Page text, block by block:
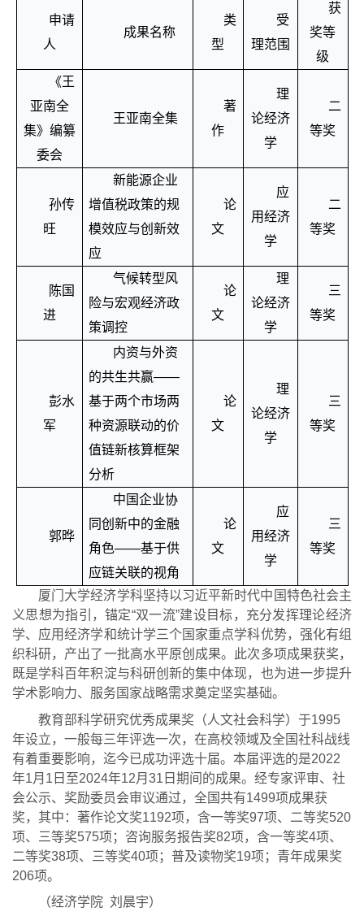
申请
人
成果名称
类
型
受
理范围
获
奖等
级
《王
亚南全
集》 编纂
委会
王亚南全集
著
作
理
论经济
学
二
等奖
孙传
旺
新能源企业
增值税政策的规
模效应与创新效
应
论
文
应
用经济
学
二
等奖
陈国
进
气候转型风
险与宏观经济政
策调控
论
文
理
论经济
学
三
等奖
彭水
军
内资与外资
的共生共赢——
基于两个市场两
种资源联动的价
值链新核算框架
分析
论
文
理
论经济
学
三
等奖
郭晔
中国企业协
同创新中的金融
角色——基于供
应链关联的视角
论
文
应
用经济
学
三
等奖
厦门大学经济学科坚持以习近平新时代中国特色社会主
义思想为指引，锚定“双一流”建设目标，充分发挥理论经济
学、应用经济学和统计学三个国家重点学科优势，强化有组
织科研，产出了一批高水平原创成果。此次多项成果获奖，
既是学科百年积淀与科研创新的集中体现，也为进一步提升
学术影响力、服务国家战略需求奠定坚实基础。
教育部科学研究优秀成果奖（人文社会科学）于1995
年设立，一般每三年评选一次，在高校领域及全国社科战线
有着重要影响，迄今已成功评选十届。本届评选的是2022
年1月1日至2024年12月31日期间的成果。经专家评审、社
会公示、奖励委员会审议通过，全国共有1499项成果获
奖，其中：著作论文奖1192项，含一等奖97项、二等奖520
项、三等奖575项；咨询服务报告奖82项，含一等奖4项、
二等奖38项、三等奖40项；普及读物奖19项；青年成果奖
206项。
（经济学院 刘晨宇）